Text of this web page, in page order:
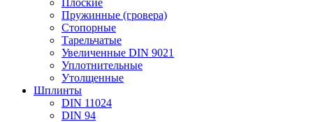
Плоские
Пружинные (гровера)
Стопорные
Тарельчатые
Увеличенные DIN 9021
Уплотнительные
Утолщенные
Шплинты
DIN 11024
DIN 94